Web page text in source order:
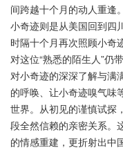
间跨越十个月的动人重逢
小奇迹则是从美国回到四
时隔十个月再次照顾小奇
对这位“熟悉的陌生人”仍
对小奇迹的深深了解与满
的呼唤、让小奇迹嗅气味
世界。从初见的谨慎试探
段全然信赖的亲密关系。
的情感重建，更折射出中